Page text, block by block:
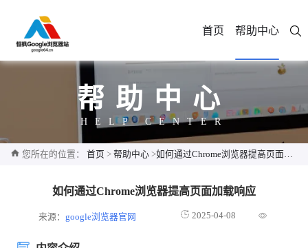
首页 帮助中心
帮助中心
HELP CENTER
您所在的位置： 首页 > 帮助中心 >如何通过Chrome浏览器提高页面加载响应
如何通过Chrome浏览器提高页面加载响应
来源：google浏览器官网 2025-04-08